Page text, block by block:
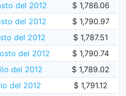
del 2012
$ 1,786.06
del 2012
$ 1,790.97
del 2012
$ 1,787.51
del 2012
$ 1,790.74
del 2012
$ 1,789.02
del 2012
$ 1,791.12